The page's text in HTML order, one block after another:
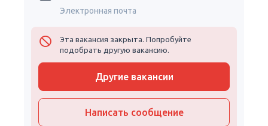
Электронная почта
Эта вакансия закрыта. Попробуйте
подобрать другую вакансию.
Другие вакансии
Написать сообщение